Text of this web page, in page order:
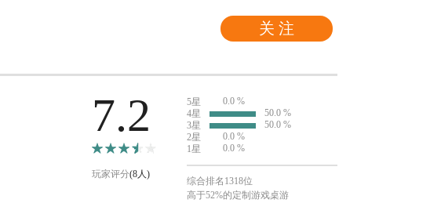
关 注
7.2
玩家评分(8人)
5星
0.0 %
4星
50.0 %
3星
50.0 %
2星
0.0 %
1星
0.0 %
综合排名1318位
高于52%的定制游戏桌游